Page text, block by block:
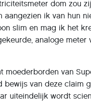
dom zou
ik van hun
slim en mag ik het
analoge
moederborden van
van deze claim
uiteindelijk wordt